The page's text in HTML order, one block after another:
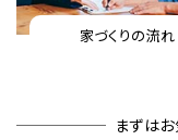
家づくりの流れ
まずは